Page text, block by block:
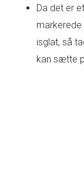
Da det er
markerede
isglat, så
kan sætte